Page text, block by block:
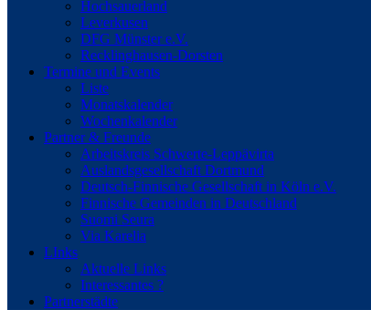
Hochsauerland
Leverkusen
DFG Münster e.V.
Recklinghausen-Dorsten
Termine und Events
Liste
Monatskalender
Wochenkalender
Partner & Freunde
Arbeitskreis Schwerte-Leppävirta
Auslandsgesellschaft Dortmund
Deutsch-Finnische Gesellschaft in Köln e.V.
Finnische Gemeinden in Deutschland
Suomi Seura
Via Karelia
LInks
Aktuelle Links
Interessantes ?
Partnerstädte